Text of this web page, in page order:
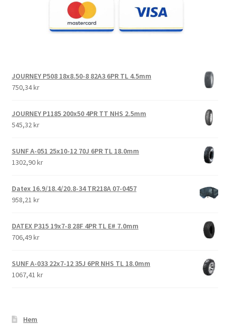
JOURNEY P508 18x8.50-8 82A3 6PR TL 4.5mm
750,34 kr
JOURNEY P1185 200x50 4PR TT NHS 2.5mm
545,32 kr
SUNF A-051 25x10-12 70J 6PR TL 18.0mm
1302,90 kr
Datex 16.9/18.4/20.8-34 TR218A 07-0457
958,21 kr
DATEX P315 19x7-8 28F 4PR TL E# 7.0mm
706,49 kr
SUNF A-033 22x7-12 35J 6PR NHS TL 18.0mm
1067,41 kr
Hem